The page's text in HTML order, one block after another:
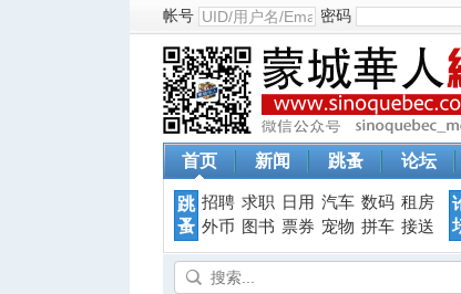
帐号 密码
首页 新闻 跳蚤 论坛
跳
蚤
招聘 求职 日用 汽车 数码 租房
外币
图书 票券 宠物 拼车 接送